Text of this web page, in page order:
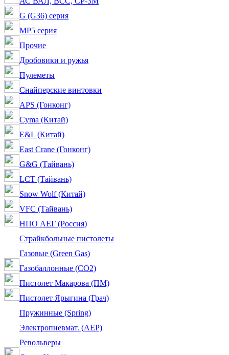
G (G36) серия
MP5 серия
Прочие
Дробовики и ружья
Пулеметы
Снайперские винтовки
APS (Гонконг)
Cyma (Китай)
E&L (Китай)
East Crane (Гонконг)
G&G (Тайвань)
LCT (Тайвань)
Snow Wolf (Китай)
VFC (Тайвань)
НПО АЕГ (Россия)
Страйкбольные пистолеты
Газовые (Green Gas)
Газобаллонные (CO2)
Пистолет Макарова (ПМ)
Пистолет Ярыгина (Грач)
Пружинные (Spring)
Электропневмат. (AEP)
Револьверы